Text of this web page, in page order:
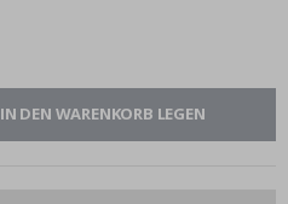
IN DEN WARENKORB LEGEN